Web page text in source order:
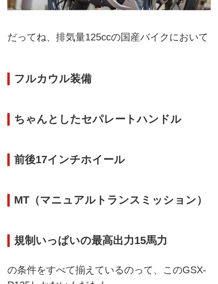
だってね、排気量125ccの国産バイクにおいて
フルカウル装備
ちゃんとしたセパレートハンドル
前後17インチホイール
MT（マニュアルトランスミッション）
規制いっぱいの最高出力15馬力
の条件をすべて揃えているのって、このGSX-